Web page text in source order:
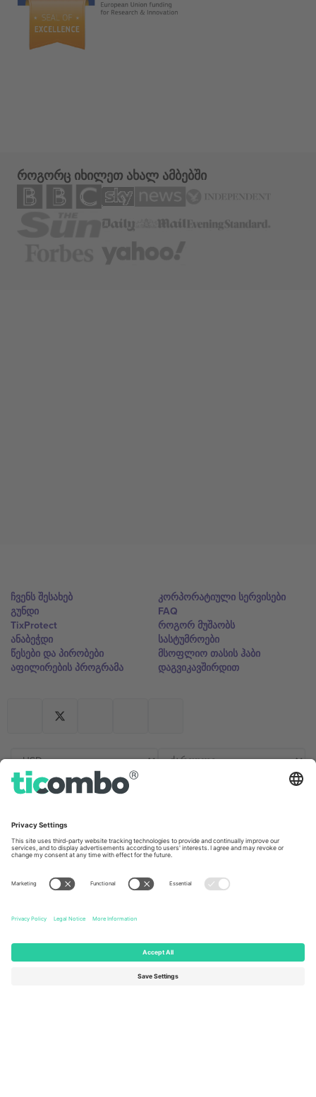
როგორც იხილეთ ახალ ამბებში
ჩვენს შესახებ
გუნდი
TixProtect
ანაბეჭდი
წესები და პირობები
აფილირების პროგრამა
კორპორატიული სერვისები
FAQ
როგორ მუშაობს
სასტუმროები
მსოფლიო თასის ჰაბი
დაგვიკავშირდით
Germany
Unter den Linden 24, 10117
Berlin, Germany
United Kingdom
167 City Road, London, Greater
London, EC1V 1AW, United
Kingdom
United States
131 Continental Dr, Suite 305,
Newark, Delaware 19713, United
Dorfstrasse 52a, 6390
Engelberg, Switzerland